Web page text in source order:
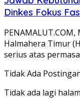
Dinkes Fokus
Halmahera Timur
serius atas
Tidak Ada
Tidak ada lagi